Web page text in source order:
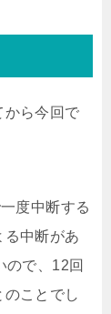
から今回で
度中断する
る中断があ
ので、12回
ことでし